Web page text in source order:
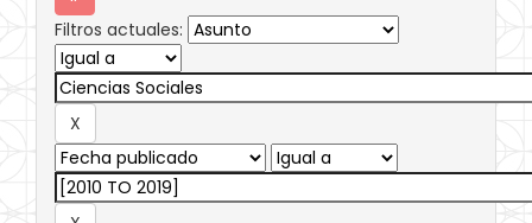
Filtros actuales: